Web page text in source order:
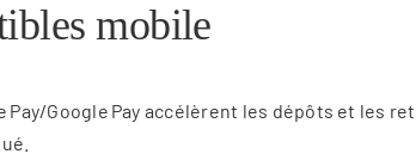
mobile
Pay/Google Pay accélèrent les dépôts et les